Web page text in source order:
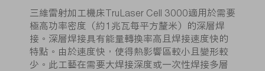
三維雷射加工機床TruLaser Cell 3000適用於需要
極高功率密度（約1兆瓦每平方釐米）的深層焊
接。深層焊接具有能量轉換率高且焊接速度快的
特點。由於速度快，使得熱影響區較小且變形較
少。此工藝在需要大焊接深度或一次性焊接多層